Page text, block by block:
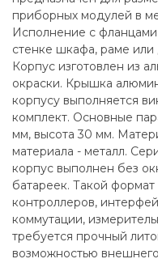
приборных модулей в
Исполнение с
стенке шкафа, раме
Корпус изготовлен из
окраски. Крышка
корпусу выполняется
комплект. Основные
мм, высота 30 мм.
материала - металл.
корпус выполнен без
батареек. Такой
контроллеров,
коммутации,
требуется прочный
возможностью